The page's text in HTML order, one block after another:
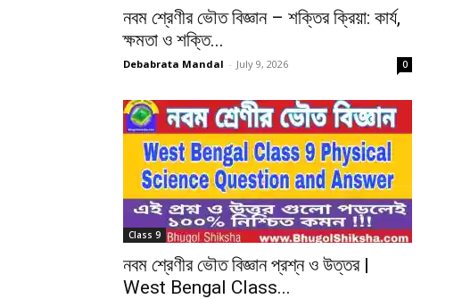
নবম শ্রেণীর ভৌত বিজ্ঞান – শক্তির ক্রিয়া: কাৰ্য,
ক্ষমতা ও শক্তি...
Debabrata Mandal - July 9, 2026 0
Class 9
নবম শ্রেণীর ভৌত বিজ্ঞান প্রশ্ন ও উত্তর |
West Bengal Class...